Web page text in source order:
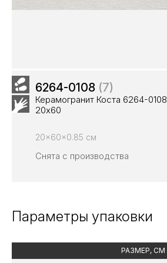
6264-0108 (7)
Керамогранит Коста 6264-0108
20х60
20x60x0.85 см
Снята с производства
Параметры упаковки
РАЗМЕР, СМ